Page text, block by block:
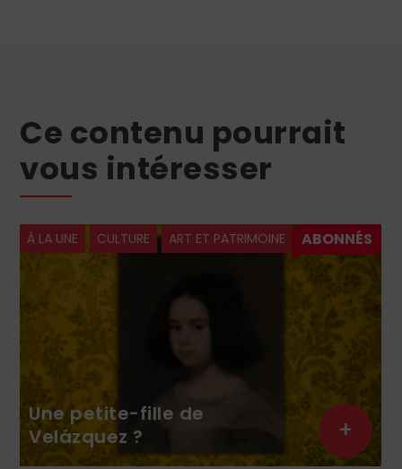
Ce contenu pourrait
vous intéresser
À LA UNE CULTURE ART ET PATRIMOINE
Une petite-fille de
Velázquez ?
+